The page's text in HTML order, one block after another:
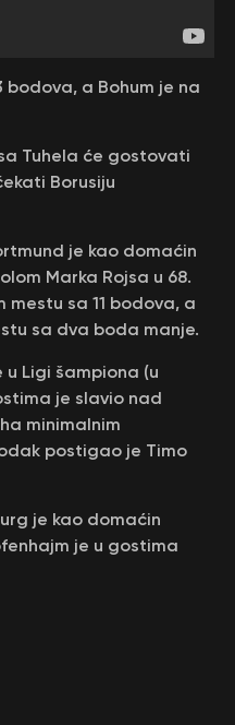
bodova, a Bohum je na
Tuhela će gostovati
Borusiju
je kao domaćin
Marka Rojsa u 68.
mestu sa 11 bodova, a
sa dva boda manje.
Ligi šampiona (u
je slavio nad
minimalnim
postigao je Timo
je kao domaćin
je u gostima